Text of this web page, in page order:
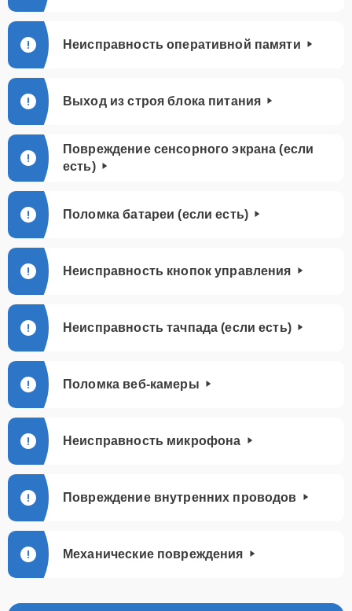
Неисправность оперативной памяти
Выход из строя блока питания
Повреждение сенсорного экрана (если
есть)
Поломка батареи (если есть)
Неисправность кнопок управления
Неисправность тачпада (если есть)
Поломка веб-камеры
Неисправность микрофона
Повреждение внутренних проводов
Механические повреждения